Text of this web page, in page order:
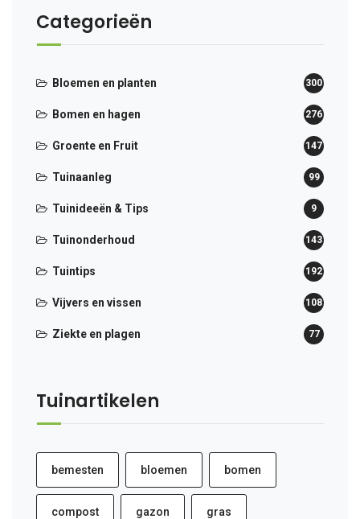
Categorieën
Bloemen en planten 300
Bomen en hagen 276
Groente en Fruit 147
Tuinaanleg 99
Tuinideeën & Tips 9
Tuinonderhoud 143
Tuintips 192
Vijvers en vissen 108
Ziekte en plagen 77
Tuinartikelen
bemesten bloemen bomen
compost gazon gras